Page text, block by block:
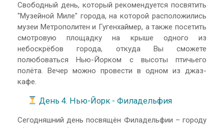
Свободный день, который рекомендуется посвятить
"Музейной Миле" города, на которой расположились
музеи Метрополитен и Гугенхаймер, а также посетить
смотровую площадку на крыше одного из
небоскрёбов города, откуда Вы сможете
полюбоваться Нью-Йорком с высоты птичьего
полёта. Вечер можно провести в одном из джаз-
кафе.
День 4. Нью-Йорк - Филадельфия
Сегодняшний день посвящён Филадельфии – городу